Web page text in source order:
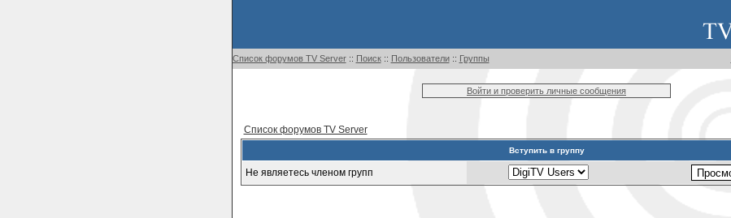
Список форумов TV Server:: Поиск:: Пользователи:: Группы
Войти и проверить личные сообщения
Список форумов TV Server
Вступить в группу
Не являетесь членом групп